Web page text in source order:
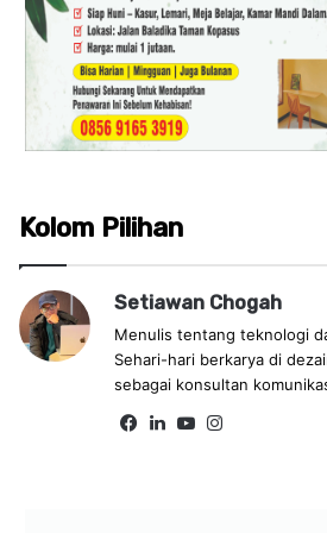
Kolom Pilihan
Setiawan Chogah
Menulis tentang teknologi
Sehari-hari berkarya di
sebagai konsultan
Facebook
LinkedInYouTube